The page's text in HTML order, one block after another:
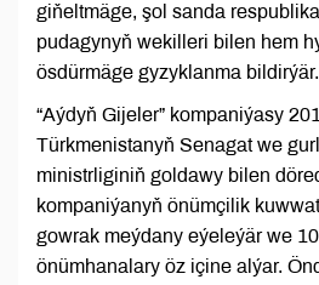
giňeltmäge, şol sanda
pudagynyň wekilleri bilen hem
ösdürmäge gyzyklanma bildirýär.
“Aýdyň Gijeler” kompaniýasy
Türkmenistanyň Senagat we
ministrliginiň goldawy bilen
kompaniýanyň önümçilik
gowrak meýdany eýeleýär we
önümhanalary öz içine alýar.